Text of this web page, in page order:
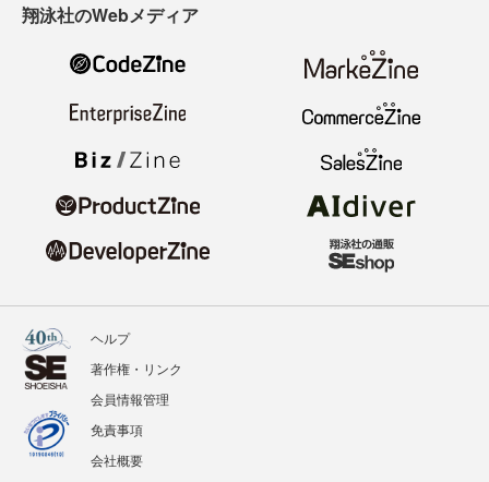
翔泳社のWebメディア
ヘルプ
著作権・リンク
会員情報管理
免責事項
会社概要